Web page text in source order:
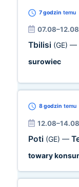
7 godzin temu
07.08–12.08
Tbilisi (GE) —
surowiec
8 godzin temu
12.08–14.08
Poti (GE) —
towary